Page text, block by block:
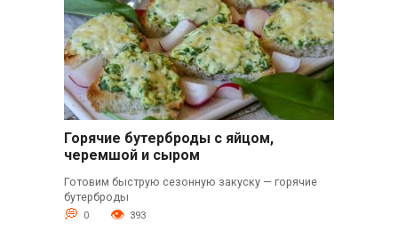
Горячие бутерброды с яйцом,
черемшой и сыром
Готовим быструю сезонную закуску — горячие
бутерброды
0 393